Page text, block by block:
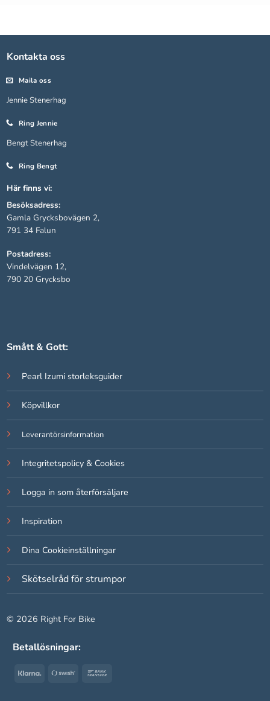
Kontakta oss
Maila oss
Jennie Stenerhag
Ring Jennie
Bengt Stenerhag
Ring Bengt
Här finns vi:
Besöksadress:
Gamla Grycksbovägen 2,
791 34 Falun
Postadress:
Vindelvägen 12,
790 20 Grycksbo
Smått & Gott:
Pearl Izumi storleksguider
Köpvillkor
Leverantörsinformation
Integritetspolicy & Cookies
Logga in som återförsäljare
Inspiration
Dina Cookieinställningar
Skötselråd för strumpor
© 2026 Right For Bike
Betallösningar:
Klarna
Swish